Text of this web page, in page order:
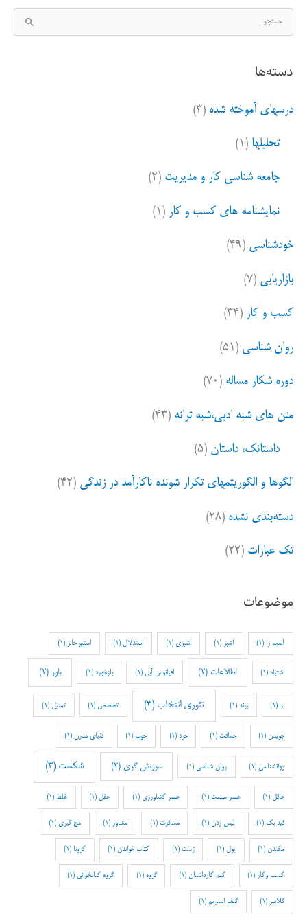
س
ج
ب
دسته‌ها
درسهای آموخته شده (۳)
تحلیلها (۱)
جامعه شناسی کار و مدیریت (۲)
نمایشنامه های کسب و کار (۱)
خودشناسی (۴۹)
بازاریابی (۷)
کسب و کار (۳۴)
روان شناسی (۵۱)
دوره شکار مساله (۷۰)
متن های شبه ادبی،شبه ترانه (۴۳)
داستانک، داستان (۵)
الگوها و الگوریتمهای تکرار شونده ناکارآمد در زندگی (۴۲)
دسته‌بندی نشده (۲۸)
تک عبارات (۲۲)
موضوعات
آسب زا (1) آشپز (1) آشپزی (1) استدلال (1) استیو جابز (1)
اشتباه (1) اطلاعات (2) اقیانوس آبی (1) بازخورد (1) باور (2)
بد(1) برند (1) تئوری انتخاب (3) تخصص (1) تمثیل (1)
جویدن (1) حماقت (1) خرد (1) خوب(1) دنیای مدرن (1)
روانشناسی (1) روان شناسی (1) سرزنش گری (2) شکست (3)
عاقل (1) عصر صنعت (1) عصر کشاورزی (1) عقل (1) غلط (1)
فید بک(1) لیس زدن (1) مسافرت (1) مشاور (1) مچ گیری (1)
مکیدن (1) پول (1) ژست (1) کتاب خواندن (1) کرونا (1)
کسب وکار (1) کیم کارداشیان (1) گروه (1) گروه کتابخوانی (1)
گلاسر (1) گلف استریم (1)